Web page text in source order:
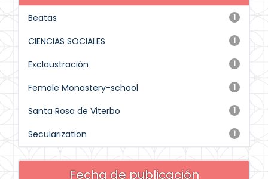
1
Beatas
1
CIENCIAS SOCIALES
1
Exclaustración
1
Female Monastery-school
1
Santa Rosa de Viterbo
1
Secularization
Fecha de publicación